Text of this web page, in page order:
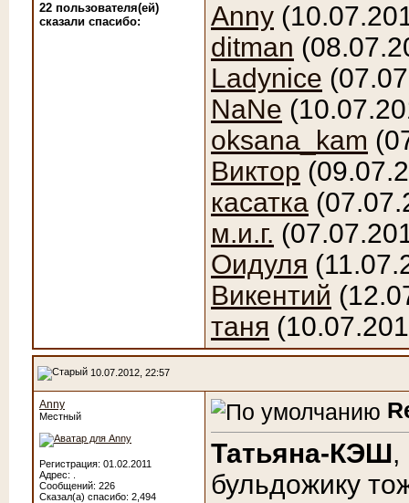
22 пользователя(ей)
сказали cпасибо:
Anny
ditman
Ladynice
NaNe
oksana_kam
Виктор
касатка
м.и.г.
Оидуля
Викентий
таня
10.07.2012, 22:57
Anny
Местный
Регистрация: 01.02.2011
Адрес: .
Сообщений: 226
Сказал(а) спасибо: 2,494
Татьяна-КЭШ,
бульдожику